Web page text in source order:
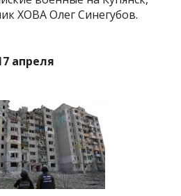
ХОВА Олег Синегубов.
апреля